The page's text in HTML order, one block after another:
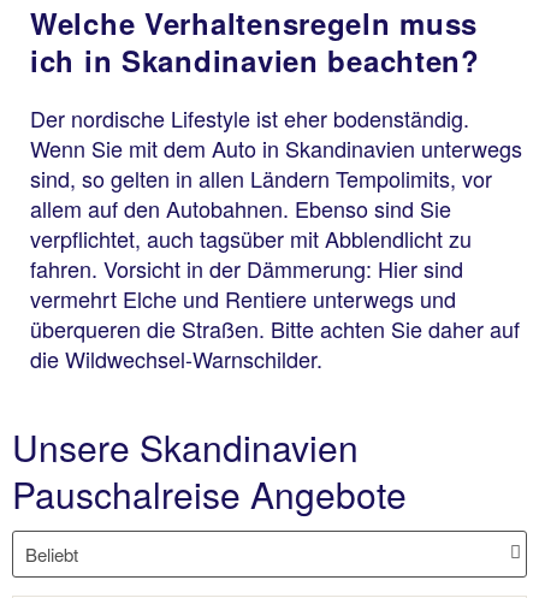
Welche Verhaltensregeln muss
ich in Skandinavien beachten?
Der nordische Lifestyle ist eher bodenständig.
Wenn Sie mit dem Auto in Skandinavien unterwegs
sind, so gelten in allen Ländern Tempolimits, vor
allem auf den Autobahnen. Ebenso sind Sie
verpflichtet, auch tagsüber mit Abblendlicht zu
fahren. Vorsicht in der Dämmerung: Hier sind
vermehrt Elche und Rentiere unterwegs und
überqueren die Straßen. Bitte achten Sie daher auf
die Wildwechsel-Warnschilder.
Unsere Skandinavien
Pauschalreise Angebote